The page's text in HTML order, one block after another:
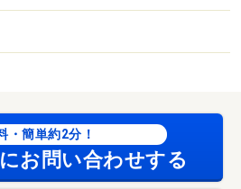
・簡単約2分！
お問い合わせする